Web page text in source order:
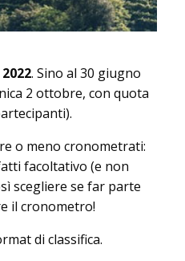
. Sino al 30 giugno
2 ottobre, con quota
o meno cronometrati:
facoltativo (e non
scegliere se far parte
il cronometro!
di classifica.